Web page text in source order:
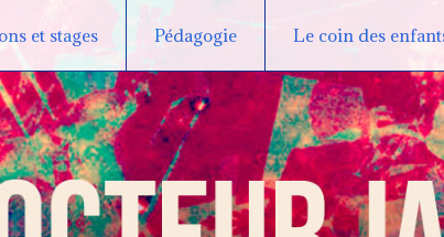
et stages Pédagogie Le coin des